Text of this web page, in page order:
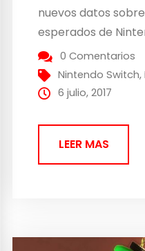
nuevos datos
esperados de
cierto que la
general de
empresa ya había
0 Comentarios
Nintendo Switch,
6 julio, 2017
LEER MAS